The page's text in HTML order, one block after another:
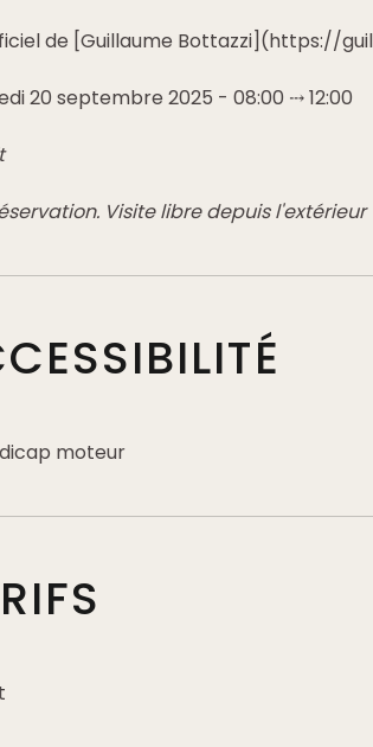
de [Guillaume Bottazzi](https://
20 septembre 2025 - 08:00 ⤏ 12:00
Visite libre depuis l'extérieur
moteur